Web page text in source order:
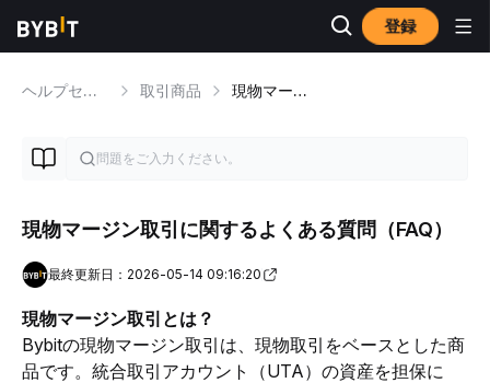
登録
ヘルプセンター 取引商品 現物マージン取引
現物マージン取引に関するよくある質問（FAQ）
最終更新日：2026-05-14 09:16:20
現物マージン取引とは？
Bybitの現物マージン取引は、現物取引をベースとした商
品です。統合取引アカウント（UTA） の資産を担保に